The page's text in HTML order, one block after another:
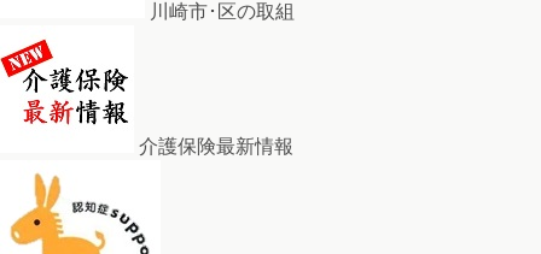
川崎市･区の取組
介護保険最新情報